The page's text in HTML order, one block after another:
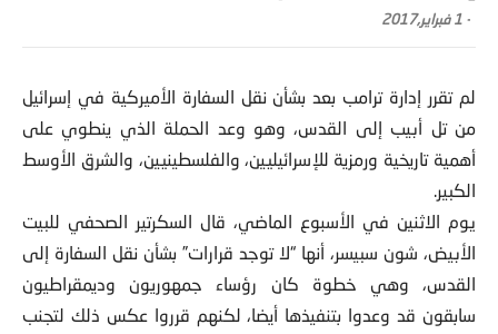
- 1 فبراير,2017
لم تقرر إدارة ترامب بعد بشأن نقل السفارة الأميركية في إسرائيل
من تل أبيب إلى القدس، وهو وعد الحملة الذي ينطوي على
أهمية تاريخية ورمزية للإسرائيليين، والفلسطينيين، والشرق الأوسط
الكبير.
يوم الاثنين في الأسبوع الماضي، قال السكرتير الصحفي للبيت
الأبيض، شون سبيسر، أنها “لا توجد قرارات” بشأن نقل السفارة إلى
القدس، وهي خطوة كان رؤساء جمهوريون وديمقراطيون
سابقون قد وعدوا بتنفيذها أيضا، لكنهم قرروا عكس ذلك لتجنب